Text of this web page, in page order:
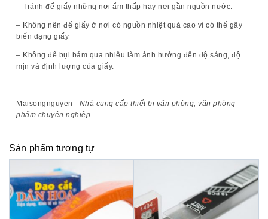
– Tránh để giấy những nơi ẩm thấp hay nơi gần nguồn nước.
– Không nên để giấy ở nơi có nguồn nhiệt quá cao vì có thể gây
biến dạng giấy
– Không để bụi bám qua nhiều làm ảnh hưởng đến độ sáng, độ
mịn và định lượng của giấy.
Maisongnguyen– Nhà cung cấp thiết bị văn phòng, văn phòng
phẩm chuyên nghiệp.
Sản phẩm tương tự